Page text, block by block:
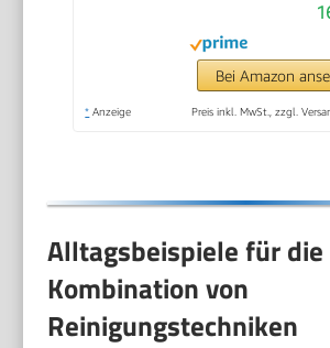
Bei Amazon
* Anzeige Preis inkl. MwSt., zzgl.
Alltagsbeispiele für die
Kombination von
Reinigungstechniken